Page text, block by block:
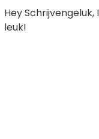
Hey
leuk!